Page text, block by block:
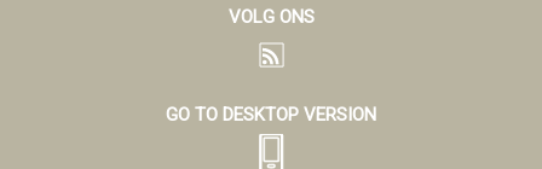
VOLG ONS
GO TO DESKTOP VERSION